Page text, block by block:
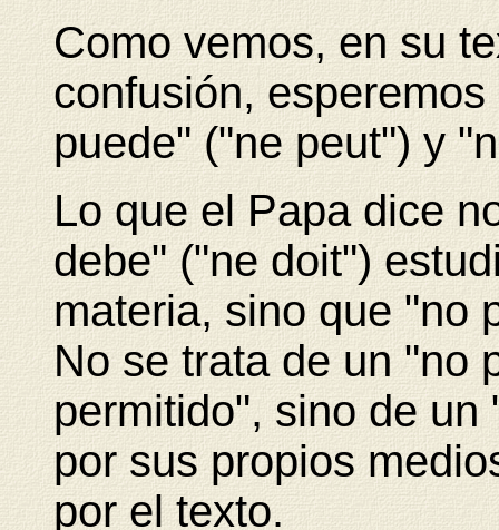
Como vemos, en su
confusión,
puede" ("ne peut") y
Lo que el Papa dice
debe" ("ne doit")
materia, sino que "no
No se trata de un "no
permitido", sino de
por sus propios
por el texto.